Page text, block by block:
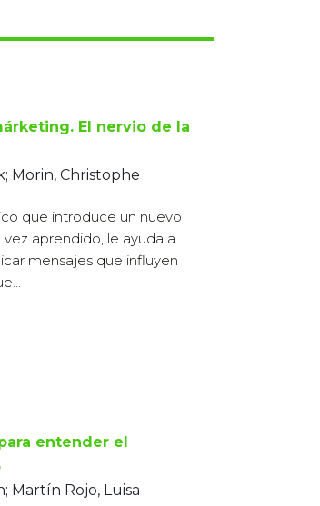
El nervio de la
Morin, Christophe
que introduce un nuevo
aprendido, le ayuda a
mensajes que influyen
entender el
Martín Rojo, Luisa